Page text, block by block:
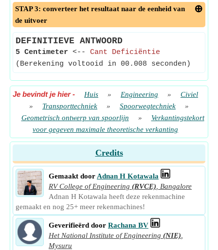
STAP 3: converteer het resultaat naar de eenheid van
de uitvoer
DEFINITIEVE ANTWOORD
5 Centimeter <-- Cant Deficiëntie
(Berekening voltooid in 00.008 seconden)
Je bevindt je hier- Huis » Engineering »
Civiel
»
Transporttechniek » Spoorwegtechniek
»
Geometrisch ontwerp van spoorlijn
»
Verkantingstekort
voor gegeven maximale theoretische verkanting
Credits
Gemaakt door Adnan H Kotawala
RV College of Engineering (RVCE)
Bangalore
Adnan H Kotawala heeft deze rekenmachine
gemaakt en nog 25+ meer rekenmachines!
Geverifieërd door Rachana BV
Het National Institute of Engineering (NIE)
Mysuru